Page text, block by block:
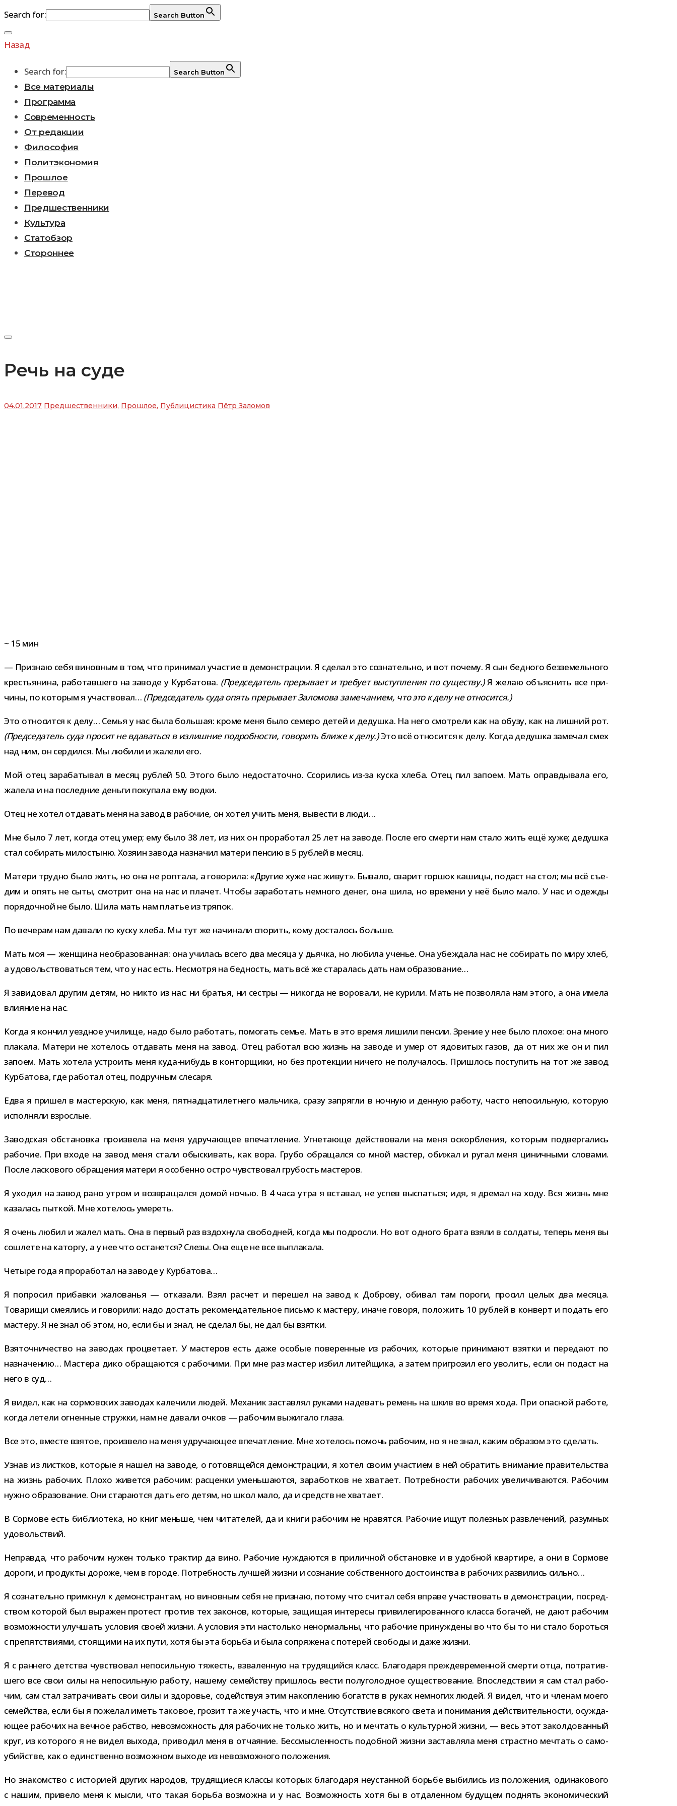
Search for: Search Button
Перейти
к
Назад
Search for: Search Button
Все материалы
Программа
Современность
От редакции
Философия
Политэкономия
Прошлое
Перевод
Предшественники
Культура
Статобзор
Стороннее
Речь на суде
04.01.2017 Предшественники, Прошлое, Публицистика Пётр Заломов
~ 15 мин
— Признаю себя винов­ным в том, что при­ни­мал уча­стие в демон­стра­ции. Я сде­лал это созна­тельно, и вот почему. Я сын бед­ного без­зе­мель­ного
кре­стья­нина, рабо­тав­шего на заводе у Курбатова. (Председатель пре­ры­вает и тре­бует выступ­ле­ния по суще­ству.)Я желаю объ­яс­нить все при­
чины, по кото­рым я участ­во­вал… (Председатель суда опять пре­ры­вает Заломова заме­ча­нием, что это к делу не относится.)
Это отно­сится к делу… Семья у нас была боль­шая: кроме меня было семеро детей и дедушка. На него смот­рели как на обузу, как на лиш­ний рот.
(Председатель суда про­сит не вда­ваться в излиш­ние подроб­но­сти, гово­рить ближе к делу.)Это всё отно­сится к делу. Когда дедушка заме­чал смех
над ним, он сер­дился. Мы любили и жалели его.
Мой отец зара­ба­ты­вал в месяц руб­лей 50. Этого было недо­ста­точно. Ссорились из-​за куска хлеба. Отец пил запоем. Мать оправ­ды­вала его,
жалела и на послед­ние деньги поку­пала ему водки.
Отец не хотел отда­вать меня на завод в рабо­чие, он хотел учить меня, выве­сти в люди…
Мне было 7 лет, когда отец умер; ему было 38 лет, из них он про­ра­бо­тал 25 лет на заводе. После его смерти нам стало жить ещё хуже; дедушка
стал соби­рать мило­стыню. Хозяин завода назна­чил матери пен­сию в 5 руб­лей в месяц.
Матери трудно было жить, но она не роп­тала, а гово­рила: «Другие хуже нас живут». Бывало, сва­рит гор­шок кашицы, подаст на стол; мы всё съе­
дим и опять не сыты, смот­рит она на нас и пла­чет. Чтобы зара­бо­тать немного денег, она шила, но вре­мени у неё было мало. У нас и одежды
поря­доч­ной не было. Шила мать нам пла­тье из тряпок.
По вече­рам нам давали по куску хлеба. Мы тут же начи­нали спо­рить, кому доста­лось больше.
Мать моя — жен­щина необ­ра­зо­ван­ная: она учи­лась всего два месяца у дьячка, но любила уче­нье. Она убеж­дала нас: не соби­рать по миру хлеб,
а удо­воль­ство­ваться тем, что у нас есть. Несмотря на бед­ность, мать всё же ста­ра­лась дать нам образование…
Я зави­до­вал дру­гим детям, но никто из нас: ни бра­тья, ни сестры — нико­гда не воро­вали, не курили. Мать не поз­во­ляла нам этого, а она имела
вли­я­ние на нас.
Когда я кон­чил уезд­ное учи­лище, надо было рабо­тать, помо­гать семье. Мать в это время лишили пен­сии. Зрение у нее было пло­хое: она много
пла­кала. Матери не хоте­лось отда­вать меня на завод. Отец рабо­тал всю жизнь на заводе и умер от ядо­ви­тых газов, да от них же он и пил
запоем. Мать хотела устро­ить меня куда-​нибудь в кон­тор­щики, но без про­тек­ции ничего не полу­ча­лось. Пришлось посту­пить на тот же завод
Курбатова, где рабо­тал отец, под­руч­ным слесаря.
Едва я при­шел в мастер­скую, как меня, пят­на­дца­ти­лет­него маль­чика, сразу запрягли в ноч­ную и ден­ную работу, часто непо­силь­ную, кото­рую
испол­няли взрослые.
Заводская обста­новка про­из­вела на меня удру­ча­ю­щее впе­чат­ле­ние. Угнетающе дей­ство­вали на меня оскорб­ле­ния, кото­рым под­вер­га­лись
рабо­чие. При входе на завод меня стали обыс­ки­вать, как вора. Грубо обра­щался со мной мастер, оби­жал и ругал меня цинич­ными сло­вами.
После лас­ко­вого обра­ще­ния матери я осо­бенно остро чув­ство­вал гру­бость мастеров.
Я ухо­дил на завод рано утром и воз­вра­щался домой ночью. В 4 часа утра я вста­вал, не успев выспаться; идя, я дре­мал на ходу. Вся жизнь мне
каза­лась пыт­кой. Мне хоте­лось умереть.
Я очень любил и жалел мать. Она в пер­вый раз вздох­нула сво­бод­ней, когда мы под­росли. Но вот одного брата взяли в сол­даты, теперь меня вы
сошлете на каторгу, а у нее что оста­нется? Слезы. Она еще не все выплакала.
Четыре года я про­ра­бо­тал на заводе у Курбатова…
Я попро­сил при­бавки жало­ва­нья — отка­зали. Взял рас­чет и пере­шел на завод к Доброву, оби­вал там пороги, про­сил целых два месяца.
Товарищи сме­я­лись и гово­рили: надо достать реко­мен­да­тель­ное письмо к мастеру, иначе говоря, поло­жить 10 руб­лей в кон­верт и подать его
мастеру. Я не знал об этом, но, если бы и знал, не сде­лал бы, не дал бы взятки.
Взяточничество на заво­дах про­цве­тает. У масте­ров есть даже осо­бые пове­рен­ные из рабо­чих, кото­рые при­ни­мают взятки и пере­дают по
назна­че­нию… Мастера дико обра­ща­ются с рабо­чими. При мне раз мастер избил литей­щика, а затем при­гро­зил его уво­лить, если он подаст на
него в суд…
Я видел, как на сор­мов­ских заво­дах кале­чили людей. Механик застав­лял руками наде­вать ремень на шкив во время хода. При опас­ной работе,
когда летели огнен­ные стружки, нам не давали очков — рабо­чим выжи­гало глаза.
Все это, вме­сте взя­тое, про­из­вело на меня удру­ча­ю­щее впе­чат­ле­ние. Мне хоте­лось помочь рабо­чим, но я не знал, каким обра­зом это сделать.
Узнав из лист­ков, кото­рые я нашел на заводе, о гото­вя­щейся демон­стра­ции, я хотел своим уча­стием в ней обра­тить вни­ма­ние пра­ви­тель­ства
на жизнь рабо­чих. Плохо живется рабо­чим: рас­ценки умень­ша­ются, зара­бот­ков не хва­тает. Потребности рабо­чих уве­ли­чи­ва­ются. Рабочим
нужно обра­зо­ва­ние. Они ста­ра­ются дать его детям, но школ мало, да и средств не хватает.
В Сормове есть биб­лио­тека, но книг меньше, чем чита­те­лей, да и книги рабо­чим не нра­вятся. Рабочие ищут полез­ных раз­вле­че­ний, разум­ных
удовольствий.
Неправда, что рабо­чим нужен только трак­тир да вино. Рабочие нуж­да­ются в при­лич­ной обста­новке и в удоб­ной квар­тире, а они в Сормове
дороги, и про­дукты дороже, чем в городе. Потребность луч­шей жизни и созна­ние соб­ствен­ного досто­ин­ства в рабо­чих раз­ви­лись сильно…
Я созна­тельно при­мкнул к демон­стран­там, но винов­ным себя не при­знаю, потому что счи­тал себя вправе участ­во­вать в демон­стра­ции, посред­
ством кото­рой был выра­жен про­тест про­тив тех зако­нов, кото­рые, защи­щая инте­ресы при­ви­ле­ги­ро­ван­ного класса бога­чей, не дают рабо­чим
воз­мож­но­сти улуч­шать усло­вия своей жизни. А усло­вия эти настолько ненор­мальны, что рабо­чие при­нуж­дены во что бы то ни стало бороться
с пре­пят­стви­ями, сто­я­щими на их пути, хотя бы эта борьба и была сопря­жена с поте­рей сво­боды и даже жизни.
Я с ран­него дет­ства чув­ство­вал непо­силь­ную тяжесть, взва­лен­ную на тру­дя­щийся класс. Благодаря преж­де­вре­мен­ной смерти отца, потра­тив­
шего все свои силы на непо­силь­ную работу, нашему семей­ству при­шлось вести полу­го­лод­ное суще­ство­ва­ние. Впоследствии я сам стал рабо­
чим, сам стал затра­чи­вать свои силы и здо­ро­вье, содей­ствуя этим накоп­ле­нию богатств в руках немно­гих людей. Я видел, что и чле­нам моего
семей­ства, если бы я поже­лал иметь тако­вое, гро­зит та же участь, что и мне. Отсутствие вся­кого света и пони­ма­ния дей­стви­тель­но­сти, осуж­да­
ю­щее рабо­чих на веч­ное раб­ство, невоз­мож­ность для рабо­чих не только жить, но и меч­тать о куль­тур­ной жизни, — весь этот закол­до­ван­ный
круг, из кото­рого я не видел выхода, при­во­дил меня в отча­я­ние. Бессмысленность подоб­ной жизни застав­ляла меня страстно меч­тать о само­
убий­стве, как о един­ственно воз­мож­ном выходе из невоз­мож­ного положения.
Но зна­ком­ство с исто­рией дру­гих наро­дов, тру­дя­щи­еся классы кото­рых бла­го­даря неустан­ной борьбе выби­лись из поло­же­ния, оди­на­ко­вого
с нашим, при­вело меня к мысли, что такая борьба воз­можна и у нас. Возможность хотя бы в отда­лен­ном буду­щем под­нять эко­но­ми­че­ский